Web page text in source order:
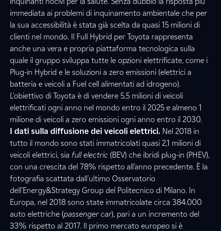
immediata ai problemi di inquinamento ambientale che per
la sua accessibilità è stata già scelta da quasi 15 milioni di
clienti nel mondo. Il Full Hybrid per Toyota rappresenta
anche una vera e propria piattaforma tecnologica sulla
quale il gruppo sviluppa tutte le opzioni elettrificate, come i
Plug-in Hybrid e le soluzioni a zero emissioni (elettrici a
batteria e veicoli a Fuel cell alimentati ad idrogeno).
L’obiettivo di Toyota è di vendere 5,5 milioni di veicoli
elettrificati ogni anno nel mondo entro il 2025 e almeno 1
milione di veicoli a zero emissioni ogni anno entro il 2030.
I dati sulla diffusione dei veicoli elettrici. Nel 2018 in
tutto il mondo sono stati immatricolati quasi 2,1 milioni di
veicoli elettrici, sia full electric (BEV) che ibridi plug-in (PHEV),
con una crescita del 78% rispetto all’anno precedente. È la
fotografia scattata dall’ultimo Osservatorio
dell’Energy&Strategy Group del Politecnico di Milano. In
Europa, nel 2018 sono state immatricolate circa 384.000
auto elettriche (passenger car), pari a un incremento del
33% rispetto al 2017. Il primo mercato europeo si è